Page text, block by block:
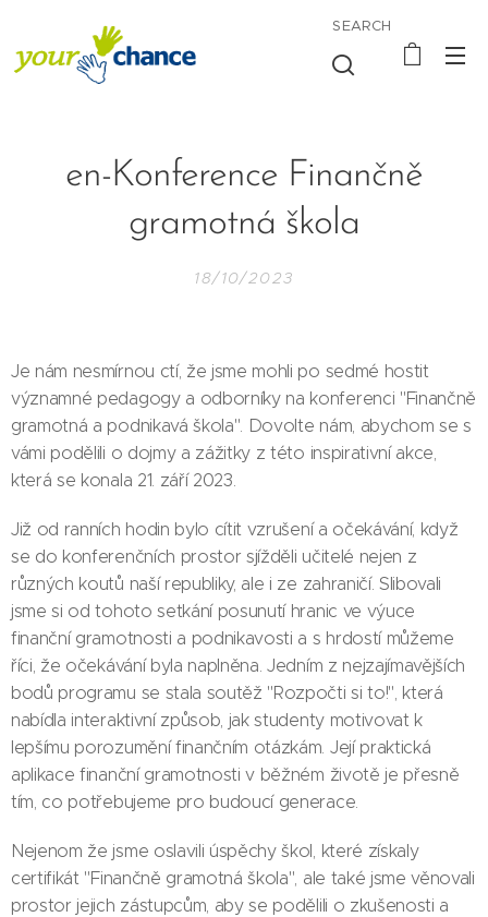
SEARCH
en-Konference Finančně
gramotná škola
18/10/2023
Je nám nesmírnou ctí, že jsme mohli po sedmé hostit
významné pedagogy a odborníky na konferenci "Finančně
gramotná a podnikavá škola". Dovolte nám, abychom se s
vámi podělili o dojmy a zážitky z této inspirativní akce,
která se konala 21. září 2023.
Již od ranních hodin bylo cítit vzrušení a očekávání, když
se do konferenčních prostor sjížděli učitelé nejen z
různých koutů naší republiky, ale i ze zahraničí. Slibovali
jsme si od tohoto setkání posunutí hranic ve výuce
finanční gramotnosti a podnikavosti a s hrdostí můžeme
říci, že očekávání byla naplněna. Jedním z nejzajímavějších
bodů programu se stala soutěž "Rozpočti si to!", která
nabídla interaktivní způsob, jak studenty motivovat k
lepšímu porozumění finančním otázkám. Její praktická
aplikace finanční gramotnosti v běžném životě je přesně
tím, co potřebujeme pro budoucí generace.
Nejenom že jsme oslavili úspěchy škol, které získaly
certifikát "Finančně gramotná škola", ale také jsme věnovali
prostor jejich zástupcům, aby se podělili o zkušenosti a